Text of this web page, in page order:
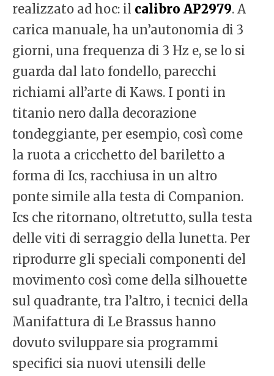
realizzato ad hoc: il calibro AP2979. A
carica manuale, ha un’autonomia di 3
giorni, una frequenza di 3 Hz e, se lo si
guarda dal lato fondello, parecchi
richiami all’arte di Kaws. I ponti in
titanio nero dalla decorazione
tondeggiante, per esempio, così come
la ruota a cricchetto del bariletto a
forma di Ics, racchiusa in un altro
ponte simile alla testa di Companion.
Ics che ritornano, oltretutto, sulla testa
delle viti di serraggio della lunetta. Per
riprodurre gli speciali componenti del
movimento così come della silhouette
sul quadrante, tra l’altro, i tecnici della
Manifattura di Le Brassus hanno
dovuto sviluppare sia programmi
specifici sia nuovi utensili delle